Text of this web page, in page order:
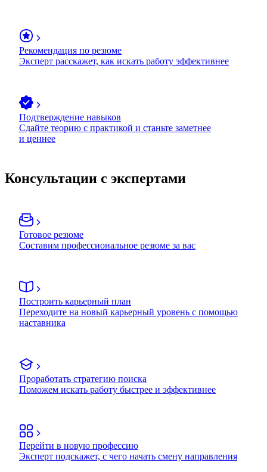
Рекомендация по резюме
Эксперт расскажет, как искать работу эффективнее
Подтверждение навыков
Сдайте теорию с практикой и станьте заметнее
и ценнее
Консультации с экспертами
Готовое резюме
Составим профессиональное резюме за вас
Построить карьерный план
Переходите на новый карьерный уровень с помощью
наставника
Проработать стратегию поиска
Поможем искать работу быстрее и эффективнее
Перейти в новую профессию
Эксперт подскажет, с чего начать смену направления